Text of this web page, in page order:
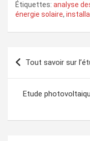
Étiquettes: analyse
énergie solaire,
Navigation
de
l’article
Tout savoir sur
Etude